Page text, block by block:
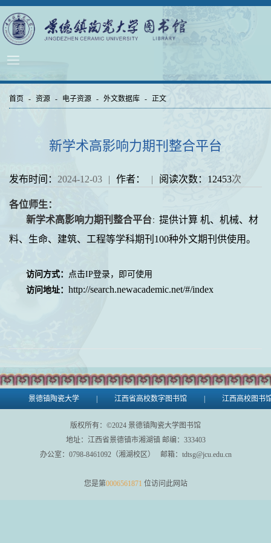
首页 - 资源 - 电子资源 - 外文数据库 - 正文
新学术高影响力期刊整合平台
发布时间： 2024-12-03 | 作者： | 阅读次数： 12453次
各位师生：
新学术高影响力期刊整合平台： 提供计算 机、机械、材
料、生命、建筑、工程等学科期刊100种外文期刊供使用。
访问方式：
点击IP登录，即可使用
访问地址： http://search.newacademic.net/#/index
景德镇陶瓷大学 江西省高校数字图书馆 江西高校图书
版权所有：©2024 景德镇陶瓷大学图书馆
地址：江西省景德镇市湘湖镇 邮编：333403
办公室：0798-8461092（湘湖校区） 邮箱：tdtsg@jcu.edu.cn
您是第0006561871 位访问此网站